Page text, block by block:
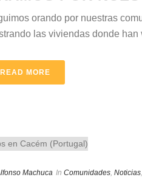
orando por nuestras
las viviendas donde
READ MORE
Machuca In Comunidades Noticias